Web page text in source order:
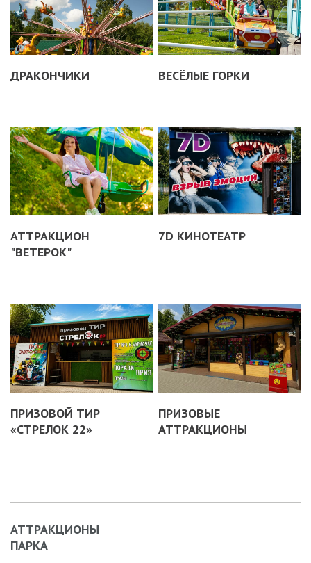
АТТРАКЦИОНЫ
ПАРКА
ДРАКОНЧИКИ ВЕСЁЛЫЕ ГОРКИ
АТТРАКЦИОН
"ВЕТЕРОК"
7D КИНОТЕАТР
ПРИЗОВОЙ ТИР
«СТРЕЛОК 22»
ПРИЗОВЫЕ
АТТРАКЦИОНЫ